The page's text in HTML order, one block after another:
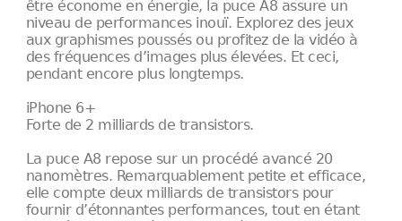
être économe en énergie, la puce A8 assure un
niveau de performances inouï. Explorez des jeux
aux graphismes poussés ou profitez de la vidéo à
des fréquences d’images plus élevées. Et ceci,
pendant encore plus longtemps.
iPhone 6+
Forte de 2 milliards de transistors.
La puce A8 repose sur un procédé avancé 20
nanomètres. Remarquablement petite et efficace,
elle compte deux milliards de transistors pour
fournir d’étonnantes performances, tout en étant